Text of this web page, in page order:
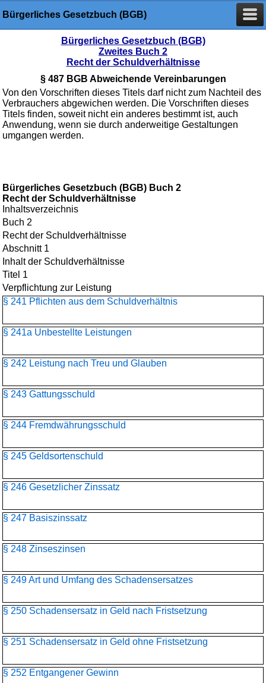
Bürgerliches Gesetzbuch (BGB)
Bürgerliches Gesetzbuch (BGB)
Zweites Buch 2
Recht der Schuldverhältnisse
§ 487 BGB Abweichende Vereinbarungen
Von den Vorschriften dieses Titels darf nicht zum Nachteil des
Verbrauchers abgewichen werden. Die Vorschriften dieses
Titels finden, soweit nicht ein anderes bestimmt ist, auch
Anwendung, wenn sie durch anderweitige Gestaltungen
umgangen werden.
Bürgerliches Gesetzbuch (BGB) Buch 2
Recht der Schuldverhältnisse
Inhaltsverzeichnis
Buch 2
Recht der Schuldverhältnisse
Abschnitt 1
Inhalt der Schuldverhältnisse
Titel 1
Verpflichtung zur Leistung
§ 241 Pflichten aus dem Schuldverhältnis
§ 241a Unbestellte Leistungen
§ 242 Leistung nach Treu und Glauben
§ 243 Gattungsschuld
§ 244 Fremdwährungsschuld
§ 245 Geldsortenschuld
§ 246 Gesetzlicher Zinssatz
§ 247 Basiszinssatz
§ 248 Zinseszinsen
§ 249 Art und Umfang des Schadensersatzes
§ 250 Schadensersatz in Geld nach Fristsetzung
§ 251 Schadensersatz in Geld ohne Fristsetzung
§ 252 Entgangener Gewinn